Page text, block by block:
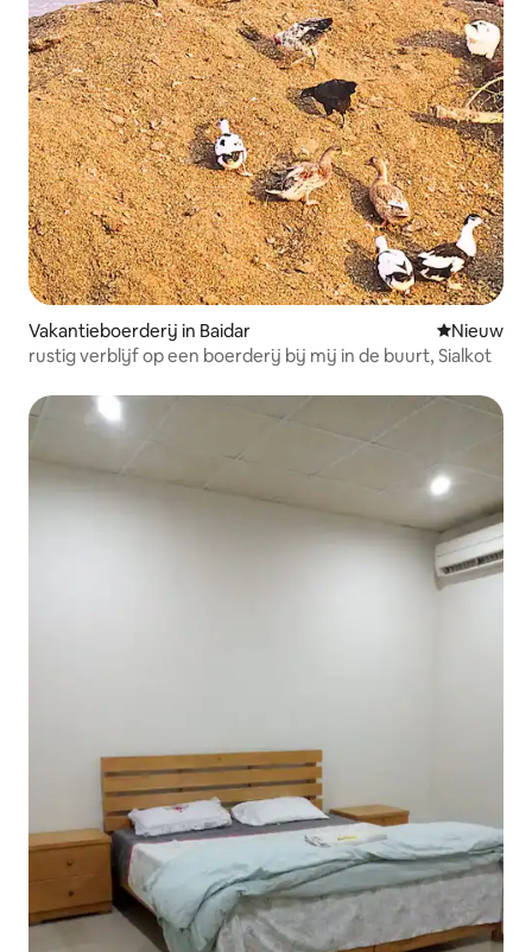
Vakantieboerderij in Baidar Nieuwe
Nieuw
rustig verblijf op een boerderij bij mij in de buurt, Sialkot